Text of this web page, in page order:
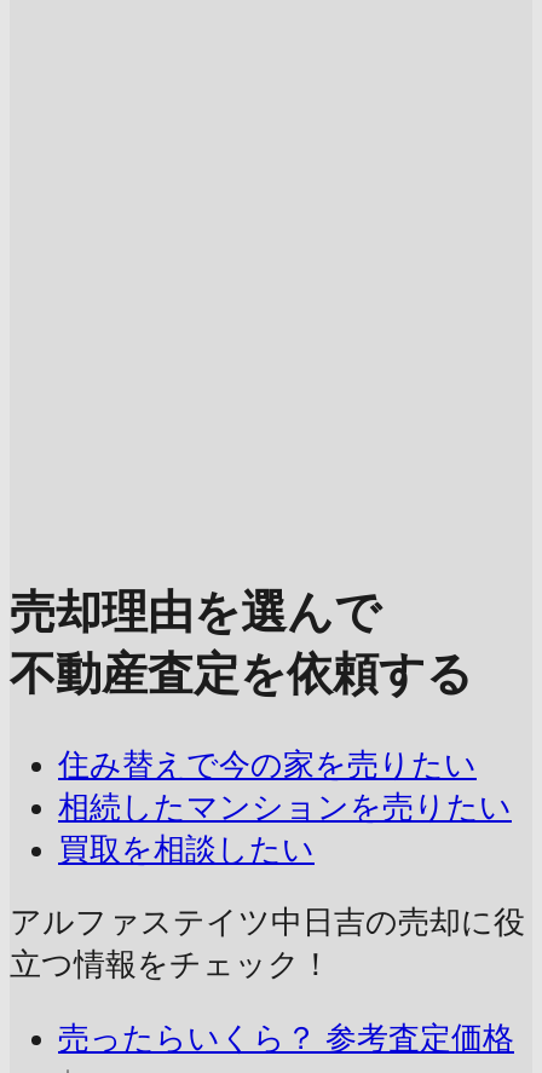
売却理由を選んで
不動産査定を依頼する
住み替えで今の家を売りたい
相続したマンションを売りたい
買取を相談したい
アルファステイツ中日吉の売却に役
立つ情報をチェック！
売ったらいくら？ 参考査定価格